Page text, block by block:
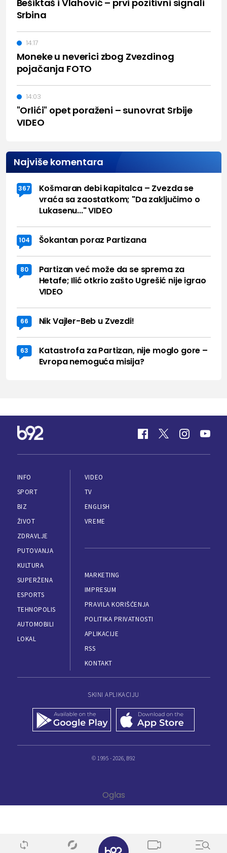
Bešiktaš i Vlahović – prvi pozitivni signali
Srbina
Moneke u neverici zbog Zvezdinog
pojačanja FOTO
14:17
"Orlići" opet poraženi – sunovrat Srbije
VIDEO
14:03
Najviše komentara
367
Košmaran debi kapitalca – Zvezda se
vraća sa zaostatkom; "Da zaključimo o
Lukasenu..." VIDEO
104 Šokantan poraz Partizana
80
Partizan već može da se sprema za
Hetafe; Ilić otkrio zašto Ugrešić nije igrao
VIDEO
66 Nik Vajler-Beb u Zvezdi!
63
Katastrofa za Partizan, nije moglo gore –
Evropa nemoguća misija?
INFO
SPORT
BIZ
ŽIVOT
ZDRAVLJE
PUTOVANJA
KULTURA
SUPERŽENA
ESPORTS
TEHNOPOLIS
AUTOMOBILI
LOKAL
VIDEO
TV
ENGLISH
VREME
MARKETING
IMPRESUM
PRAVILA KORIŠĆENJA
POLITIKA PRIVATNOSTI
APLIKACIJE
RSS
KONTAKT
SKINI APLIKACIJU
© 1995 - 2026, B92